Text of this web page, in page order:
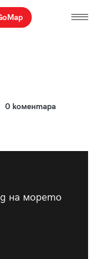
0 коментара
на морето